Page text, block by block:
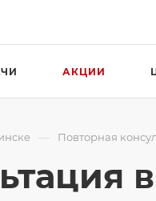
АКЦИИ
— Повторная